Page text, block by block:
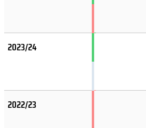
2023/24
2022/23